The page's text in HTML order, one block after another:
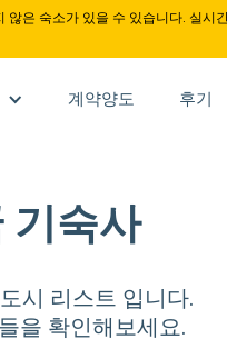
은 숙소가 있을 수 있습니다. 실시
.
계약양도 후기
기숙사
시 리스트 입니다.
을 확인해보세요.